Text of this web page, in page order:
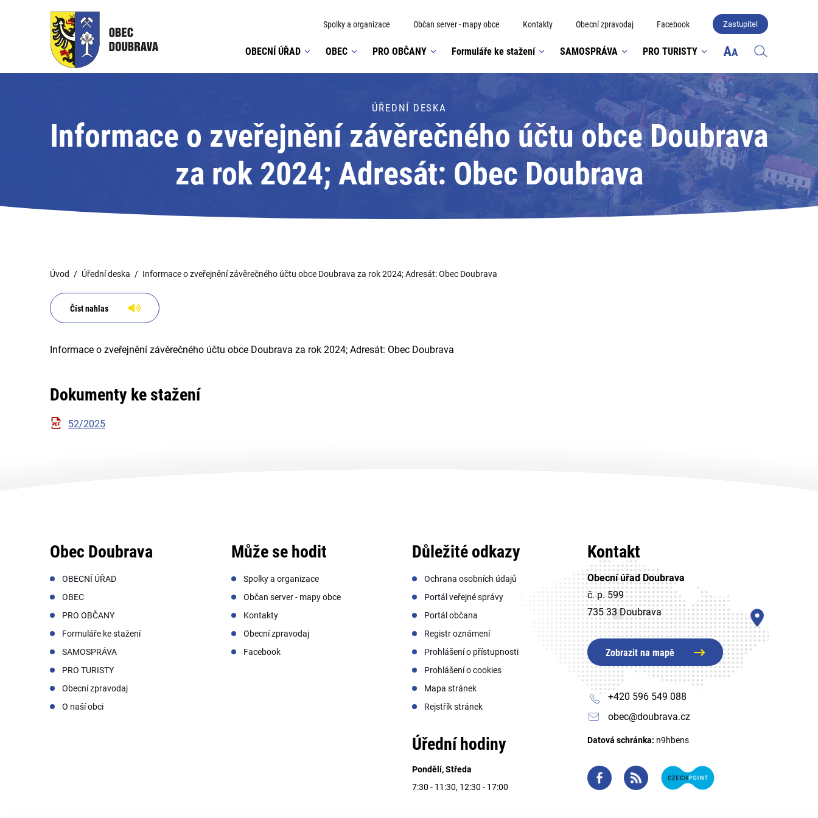
Spolky a organizace Občan server - mapy obce Kontakty Obecní zpravodaj Facebook Zastupitel
OBECNÍ ÚŘAD OBEC PRO OBČANY Formuláře ke stažení SAMOSPRÁVA PRO TURISTY
ÚŘEDNÍ DESKA
Informace o zveřejnění závěrečného účtu obce Doubrava
za rok 2024; Adresát: Obec Doubrava
Úvod Úřední deska Informace o zveřejnění závěrečného účtu obce Doubrava za rok 2024; Adresát: Obec Doubrava
Číst nahlas
Informace o zveřejnění závěrečného účtu obce Doubrava za rok 2024; Adresát: Obec Doubrava
Dokumenty ke stažení
52/2025
Obec Doubrava
OBECNÍ ÚŘAD
OBEC
PRO OBČANY
Formuláře ke stažení
SAMOSPRÁVA
PRO TURISTY
Obecní zpravodaj
O naší obci
Může se hodit
Spolky a organizace
Občan server - mapy obce
Kontakty
Obecní zpravodaj
Facebook
Důležité odkazy
Ochrana osobních údajů
Portál veřejné správy
Portál občana
Registr oznámení
Prohlášení o přístupnosti
Prohlášení o cookies
Mapa stránek
Rejstřík stránek
Úřední hodiny
Pondělí, Středa
7:30 - 11:30, 12:30 - 17:00
Kontakt
Obecní úřad Doubrava
č. p. 599
735 33 Doubrava
Zobrazit na mapě
+420 596 549 088
obec@doubrava.cz
Datová schránka: n9hbens